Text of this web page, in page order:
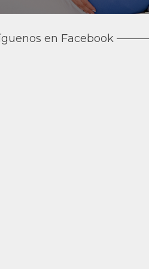
en Facebook